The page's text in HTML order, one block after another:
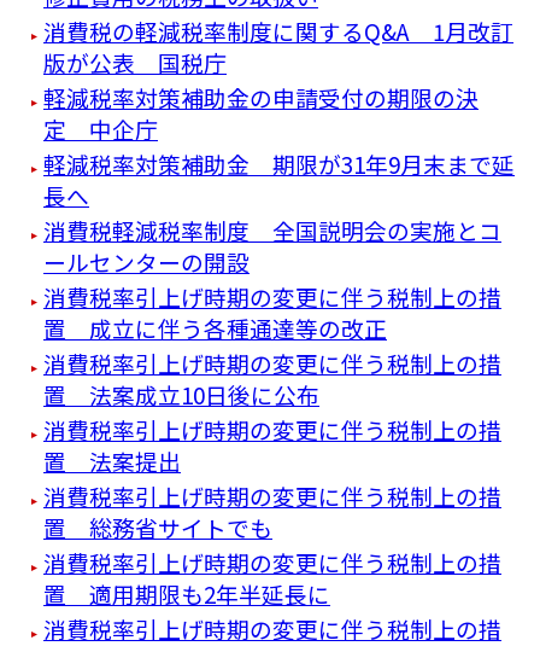
消費税の軽減税率制度に関するQ&A 1月改訂
版が公表 国税庁
軽減税率対策補助金の申請受付の期限の決
定 中企庁
軽減税率対策補助金 期限が31年9月末まで延
長へ
消費税軽減税率制度 全国説明会の実施とコ
ールセンターの開設
消費税率引上げ時期の変更に伴う税制上の措
置 成立に伴う各種通達等の改正
消費税率引上げ時期の変更に伴う税制上の措
置 法案成立10日後に公布
消費税率引上げ時期の変更に伴う税制上の措
置 法案提出
消費税率引上げ時期の変更に伴う税制上の措
置 総務省サイトでも
消費税率引上げ時期の変更に伴う税制上の措
置 適用期限も2年半延長に
消費税率引上げ時期の変更に伴う税制上の措